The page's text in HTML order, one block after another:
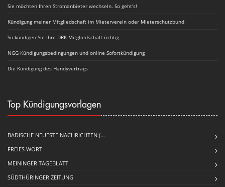
Sie möchten Ihren Stromanbieter wechseln. So geht's!
Kündigung meiner Mitgliedschaft im Mieterverein oder Mieterschutzbund
So kündigen Sie Ihre DRK-Mitgliedschaft richtig
NGG Kündigungsbedingungen und online Sofortkündigung
Die Kündigung des Handyvertrags
Top Kündigungsvorlagen
BADISCHE NEUESTE NACHRICHTEN (…
FREIES WORT
MEININGER TAGEBLATT
SÜDTHÜRINGER ZEITUNG